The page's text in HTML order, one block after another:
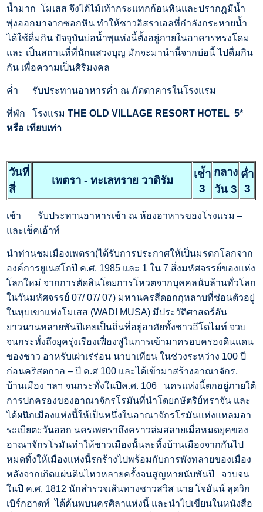
น้ำมาก โมเสส จึงได้ไม้เท้ากระแทกก้อนหินและปรากฎมีน้ำ
พุ่งออกมาจากซอกหิน ทำให้ชาวอิสราเอลที่กำลังกระหายน้ำ
ได้ใช้ดื่มกิน ปัจจุบันบ่อน้ำพุแห่งนี้ตั้งอยู่ภายในอาคารทรงโดม
และ เป็นสถานที่ที่นักแสวงบุญ มักจะมานำนี้จากบ่อนี้ ไปดื่มกิน
กัน เพื่อความเป็นศิริมงคล
ค่ำ รับประทานอาหารค่ำ ณ ภัตตาคารในโรงแรม
ที่พักโรงแรมTHE OLD VILLAGE RESORT HOTEL 5*
หรือ เทียบเท่า
วันที่
สี่
เพตรา - ทะเลทราย วาดิรัม
เช่้า
3
กลาง
วัน 3
ค่ำ
3
เช้า รับประทานอาหารเช้า ณ ห้องอาหารของโรงแรม –
และเช็คเอ้าท์
นำท่านชมเมืองเพตรา(ได้รับการประกาศให้เป็นมรดกโลกจาก
องค์การยูเนสโกปี ค.ศ. 1985 และ 1 ใน 7 สิ่งมหัศจรรย์ของแห่ง
โลกใหม่ จากการตัดสินโดยการโหวตจากบุคคลนับล้านทั่วโลก
ในวันมหัศจรรย์ 07/ 07/ 07) มหานครสีดอกกุหลาบที่ซ่อนตัวอยู่
ในหุบเขาแห่งโมเสส (WADI MUSA) มีประวัติศาสตร์อัน
ยาวนานหลายพันปีเคยเป็นถิ่นที่อยู่อาศัยทั้งชาวอีโดไมท์ จวบ
จนกระทั่งถึงยุครุ่งเรืองเฟื่องฟูในการเข้ามาครอบครองดินแดน
ของชาว อาหรับเผ่าเร่ร่อน นาบาเทียน ในช่วงระหว่าง 100 ปี
ก่อนคริสตกาล – ปี ค.ศ 100 และได้เข้ามาสร้างอาณาจักร,
บ้านเมือง ฯลฯ จนกระทั่งในปีค.ศ. 106 นครแห่งนี้ตกอยู่ภายใต้
การปกครองของอาณาจักรโรมันที่นำโดยกษัตริย์ทราจัน และ
ได้ผนึกเมืองแห่งนี้ให้เป็นหนึ่งในอาณาจักรโรมันแห่งแหลมอา
ระเบียตะวันออก นครเพตราถึงคราวล่มสลายเมื่อหมดยุคของ
อาณาจักรโรมันทำให้ชาวเมืองนั้นละทิ้งบ้านเมืองจากกันไป
หมดทิ้งให้เมืองแห่งนี้รกร้างไปพร้อมกับการพังทลายของเมือง
หลังจากเกิดแผ่นดินไหวหลายครั้งจนสูญหายนับพันปี จวบจน
ในปี ค.ศ. 1812 นักสำรวจเส้นทางชาวสวิส นาย โจฮันน์ ลุดวิก
เบิร์กฮาดท์ ได้ค้นพบนครศิลาแห่งนี้ และนำไปเขียนในหนังสือ